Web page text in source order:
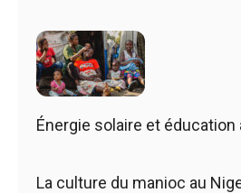
Énergie solaire et éducation
La culture du manioc au